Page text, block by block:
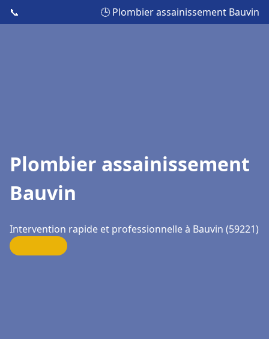
📞 🕒 Plombier assainissement Bauvin
Plombier assainissement
Bauvin
Intervention rapide et professionnelle à Bauvin (59221)